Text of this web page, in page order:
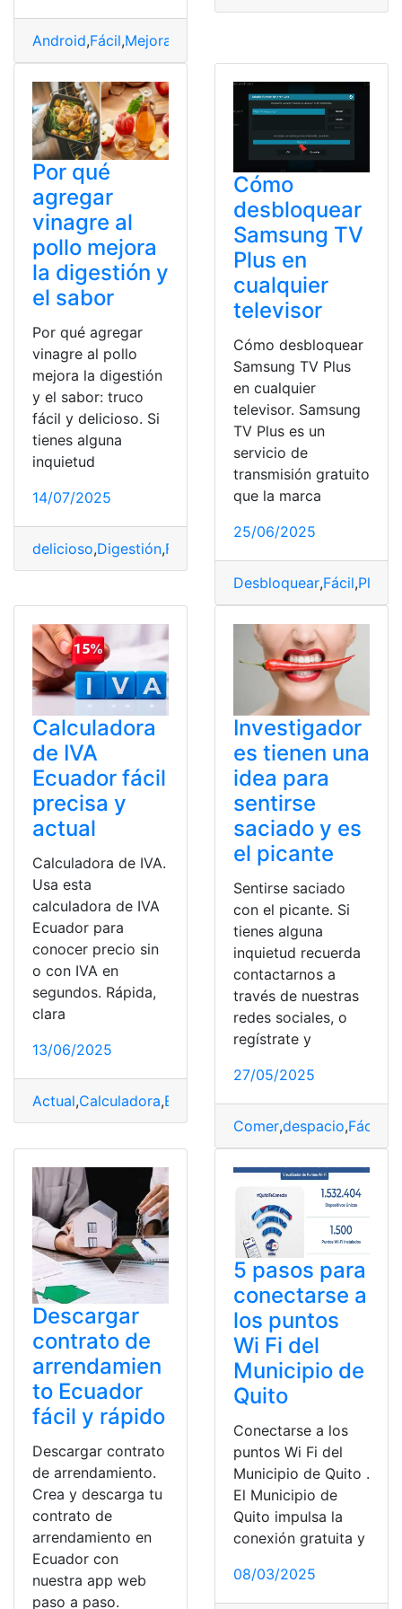
Android,Fácil,Mejorar
Por qué
agregar
vinagre al
pollo mejora
la digestión y
el sabor
Por qué agregar
vinagre al pollo
mejora la digestión
y el sabor: truco
fácil y delicioso. Si
tienes alguna
inquietud
14/07/2025
delicioso,Digestión,Fácil
Cómo
desbloquear
Samsung TV
Plus en
cualquier
televisor
Cómo desbloquear
Samsung TV Plus
en cualquier
televisor. Samsung
TV Plus es un
servicio de
transmisión gratuito
que la marca
25/06/2025
Desbloquear,Fácil,Plus
Calculadora
de IVA
Ecuador fácil
precisa y
actual
Calculadora de IVA.
Usa esta
calculadora de IVA
Ecuador para
conocer precio sin
o con IVA en
segundos. Rápida,
clara
13/06/2025
Actual,Calculadora,Ecuador,Fácil,IVA,precisa
Investigador
es tienen una
idea para
sentirse
saciado y es
el picante
Sentirse saciado
con el picante. Si
tienes alguna
inquietud recuerda
contactarnos a
través de nuestras
redes sociales, o
regístrate y
27/05/2025
Comer,despacio,Fácil
Descargar
contrato de
arrendamien
to Ecuador
fácil y rápido
Descargar contrato
de arrendamiento.
Crea y descarga tu
contrato de
arrendamiento en
Ecuador con
nuestra app web
paso a paso.
5 pasos para
conectarse a
los puntos
Wi Fi del
Municipio de
Quito
Conectarse a los
puntos Wi Fi del
Municipio de Quito .
El Municipio de
Quito impulsa la
conexión gratuita y
08/03/2025